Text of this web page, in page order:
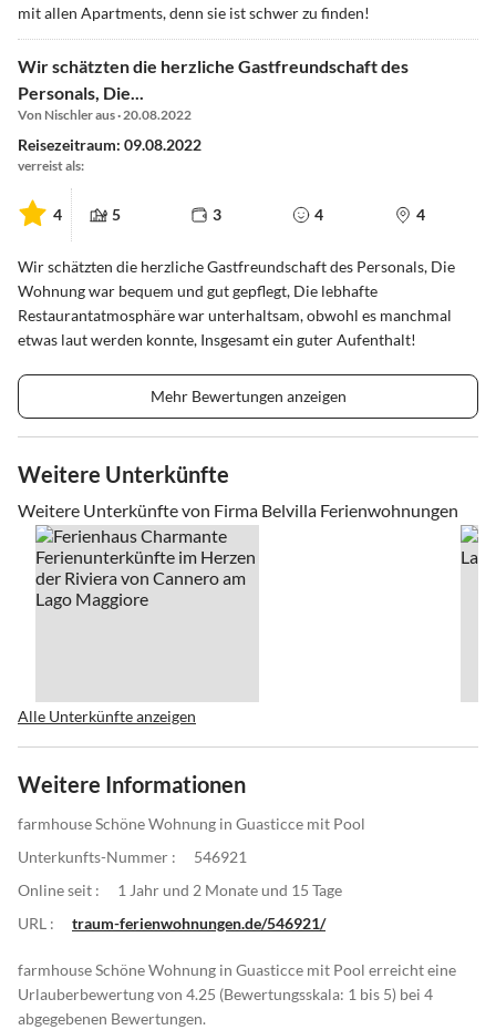
mit allen Apartments, denn sie ist schwer zu finden!
Wir schätzten die herzliche Gastfreundschaft des
Personals, Die...
Von Nischler aus · 20.08.2022
Reisezeitraum: 09.08.2022
verreist als:
4 5 3 4 4
Wir schätzten die herzliche Gastfreundschaft des Personals, Die
Wohnung war bequem und gut gepflegt, Die lebhafte
Restaurantatmosphäre war unterhaltsam, obwohl es manchmal
etwas laut werden konnte, Insgesamt ein guter Aufenthalt!
Mehr Bewertungen anzeigen
Weitere Unterkünfte
Weitere Unterkünfte von Firma Belvilla Ferienwohnungen
Alle Unterkünfte anzeigen
Weitere Informationen
farmhouse Schöne Wohnung in Guasticce mit Pool
Unterkunfts-Nummer :
546921
Online seit :
1 Jahr und 2 Monate und 15 Tage
URL :
traum-ferienwohnungen.de/546921/
farmhouse Schöne Wohnung in Guasticce mit Pool erreicht eine
Urlauberbewertung von 4.25 (Bewertungsskala: 1 bis 5) bei 4
abgegebenen Bewertungen.